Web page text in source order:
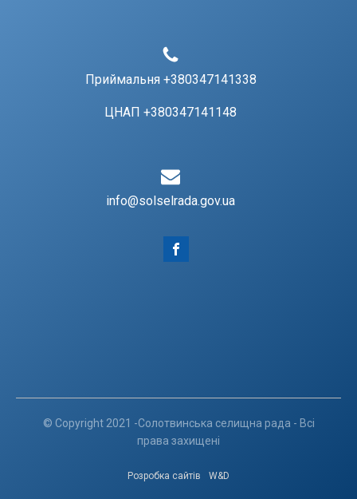
Приймальня +380347141338
ЦНАП +380347141148
info@solselrada.gov.ua
© Copyright 2021 -Солотвинська селищна рада - Всі
права захищені
Розробка сайтів W&D